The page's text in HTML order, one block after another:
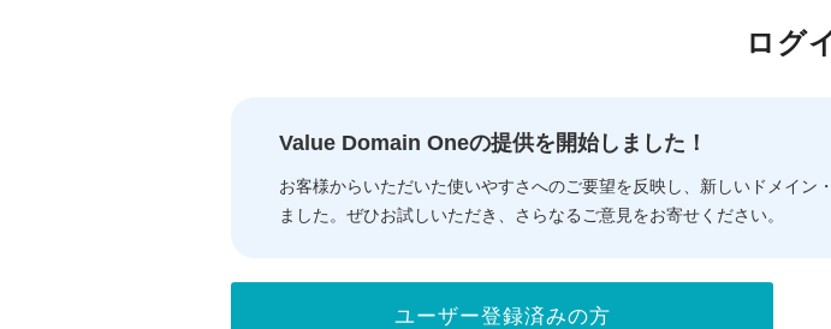
人気ドメインの種類
ログ
Value Domain Oneの提供を開始しました！
お客様からいただいた使いやすさへのご要望を反映し、新しいドメイン
ました。ぜひお試しいただき、さらなるご意見をお寄せください。
ユーザー登録済みの方